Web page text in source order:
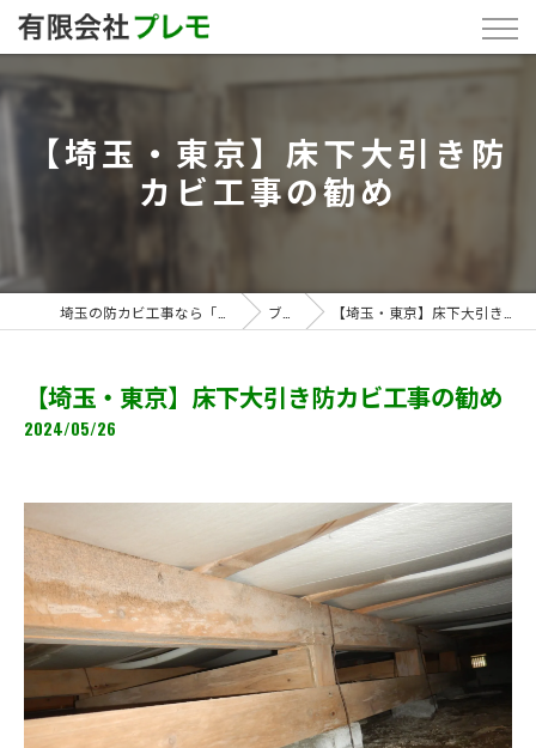
【埼玉・東京】床下大引き防
カビ工事の勧め
ブログ 【埼玉・東京】床下大引き防カビ工事の勧め
【埼玉・東京】床下大引き防カビ工事の勧め
2024/05/26